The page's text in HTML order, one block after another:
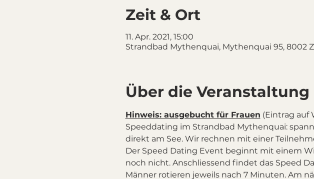
Zeit & Ort
11. Apr. 2021, 15:00
Strandbad Mythenquai, Mythenquai 95, 8002
Über die Veranstaltung
Hinweis: ausgebucht für Frauen (Eintrag auf
Speeddating im Strandbad Mythenquai:
direkt am See. Wir rechnen mit einer
Der Speed Dating Event beginnt mit einem
noch nicht. Anschliessend findet das Speed
Männer rotieren jeweils nach 7 Minuten. Am